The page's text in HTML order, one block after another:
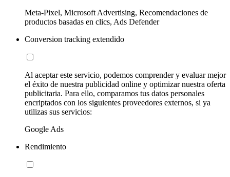
Meta-Pixel, Microsoft Advertising, Recomendaciones de
productos basadas en clics, Ads Defender
Conversion tracking extendido
Al aceptar este servicio, podemos comprender y evaluar mejor
el éxito de nuestra publicidad online y optimizar nuestra oferta
publicitaria. Para ello, comparamos tus datos personales
encriptados con los siguientes proveedores externos, si ya
utilizas sus servicios:
Google Ads
Rendimiento